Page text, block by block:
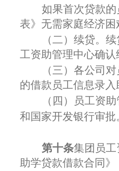
如果首次贷款
表》无需家庭经济困
（二）续贷。
工资助管理中心确
（三）各公司
的借款员工信息录
（四）员工资
和国家开发银行审批
第十条集团员
助学贷款借款合同